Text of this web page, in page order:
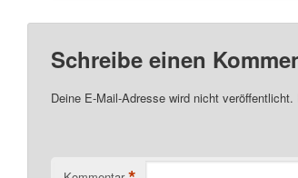
Schreibe einen
Deine E-Mail-Adresse wird nicht veröffentlicht.